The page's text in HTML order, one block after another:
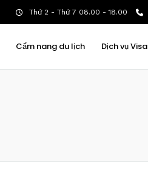
Thứ 2 - Thứ 7 08.00 - 18.00
Cẩm nang du lịch Dịch vụ Visa